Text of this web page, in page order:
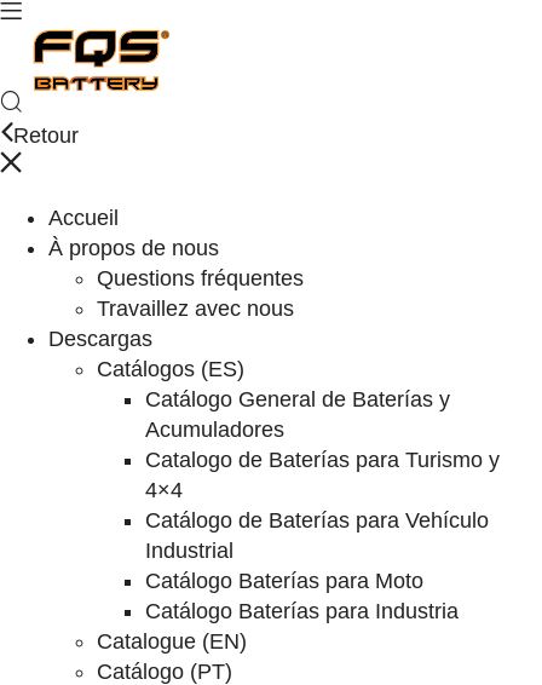
Retour
Accueil
À propos de nous
Questions fréquentes
Travaillez avec nous
Descargas
Catálogos (ES)
Catálogo General de Baterías y
Acumuladores
Catalogo de Baterías para Turismo y
4×4
Catálogo de Baterías para Vehículo
Industrial
Catálogo Baterías para Moto
Catálogo Baterías para Industria
Catalogue (EN)
Catálogo (PT)